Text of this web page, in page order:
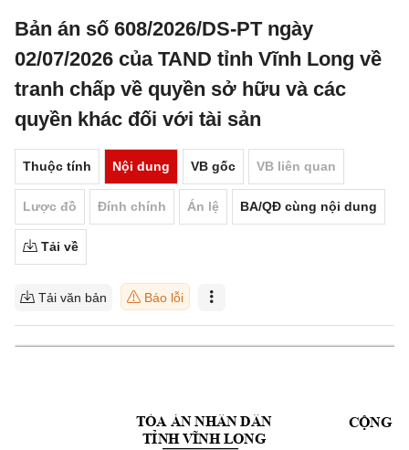
Bản án số 608/2026/DS-PT ngày
02/07/2026 của TAND tỉnh Vĩnh Long về
tranh chấp về quyền sở hữu và các
quyền khác đối với tài sản
Thuộc tính Nội dung VB gốc VB liên quan
Lược đồ Đính chính Án lệ BA/QĐ cùng nội dung
Tải về
Tải văn bản Báo lỗi
TÒA ÁN NHÂN DÂN
TỈNH VĨNH LONG
CỘNG